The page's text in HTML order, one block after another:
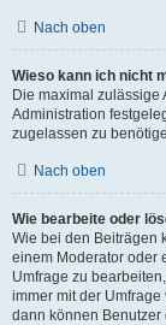
Nach oben
Wieso kann ich nicht
Die maximal zulässige
Administration
zugelassen zu
Nach oben
Wie bearbeite oder
Wie bei den Beiträgen
einem Moderator oder
Umfrage zu
immer mit der
dann können